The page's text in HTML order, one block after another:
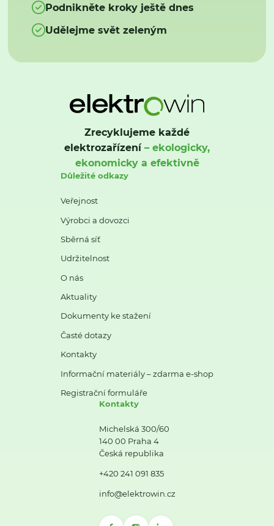
Podnikněte kroky ještě dnes
Udělejme svět zeleným
Zrecyklujeme každé
elektrozařízení– ekologicky,
ekonomicky a efektivně
Důležité odkazy
Veřejnost
Výrobci a dovozci
Sběrná síť
Udržitelnost
O nás
Aktuality
Dokumenty ke stažení
Časté dotazy
Kontakty
Informační materiály – zdarma e-shop
Registrační formuláře
Kontakty
Michelská 300/60
140 00 Praha 4
Česká republika
+420 241 091 835
info@elektrowin.cz